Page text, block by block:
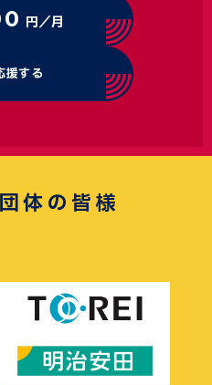
円／月
援する
体の皆様